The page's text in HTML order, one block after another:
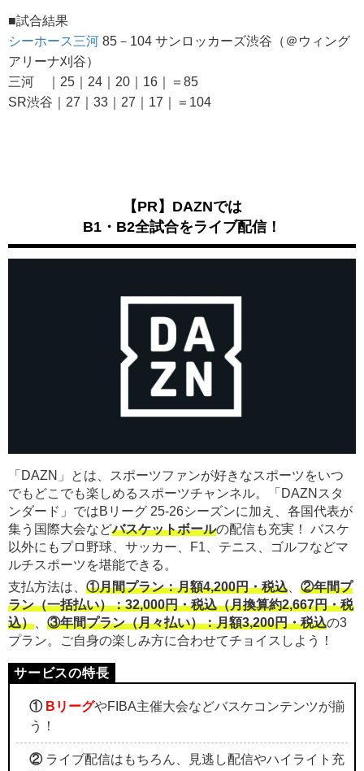
■試合結果
シーホース三河 85－104 サンロッカーズ渋谷（＠ウィング
アリーナ刈谷）
三河 ｜25｜24｜20｜16｜＝85
SR渋谷｜27｜33｜27｜17｜＝104
【PR】DAZNでは
B1・B2全試合をライブ配信！
「DAZN」とは、スポーツファンが好きなスポーツをいつ
でもどこでも楽しめるスポーツチャンネル。「DAZNスタ
ンダード」ではBリーグ 25-26シーズンに加え、各国代表が
集う国際大会などバスケットボールの配信も充実！ バスケ
以外にもプロ野球、サッカー、F1、テニス、ゴルフなどマ
ルチスポーツを堪能できる。
支払方法は、 ①月間プラン：月額4,200円・税込、 ②年間プ
ラン（一括払い）：32,000円・税込（月換算約2,667円・税
込）、 ③年間プラン（月々払い）：月額3,200円・税込の3
プラン。ご自身の楽しみ方に合わせてチョイスしよう！
① BリーグやFIBA主催大会などバスケコンテンツが揃
う！
②ライブ配信はもちろん、見逃し配信やハイライト充